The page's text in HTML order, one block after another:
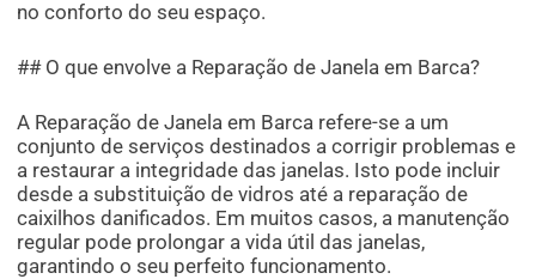
no conforto do seu espaço.
## O que envolve a Reparação de Janela em Barca?
A Reparação de Janela em Barca refere-se a um
conjunto de serviços destinados a corrigir problemas e
a restaurar a integridade das janelas. Isto pode incluir
desde a substituição de vidros até a reparação de
caixilhos danificados. Em muitos casos, a manutenção
regular pode prolongar a vida útil das janelas,
garantindo o seu perfeito funcionamento.